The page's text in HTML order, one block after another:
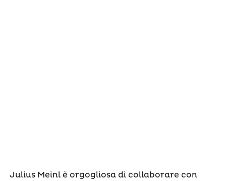
Julius Meinl è orgogliosa di collaborare con